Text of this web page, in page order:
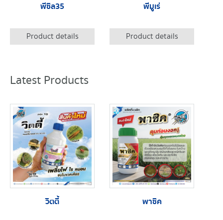
พีซิล35
Product details
พีมูเร่
Product details
Latest Products
วิตตี้ พาซิค